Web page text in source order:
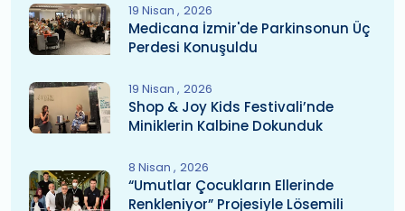
19 Nisan 2026
Medicana İzmir'de Parkinsonun Üç
Perdesi Konuşuldu
19 Nisan 2026
Shop & Joy Kids Festivali’nde
Miniklerin Kalbine Dokunduk
8 Nisan 2026
“Umutlar Çocukların Ellerinde
Renkleniyor” Projesiyle Lösemili